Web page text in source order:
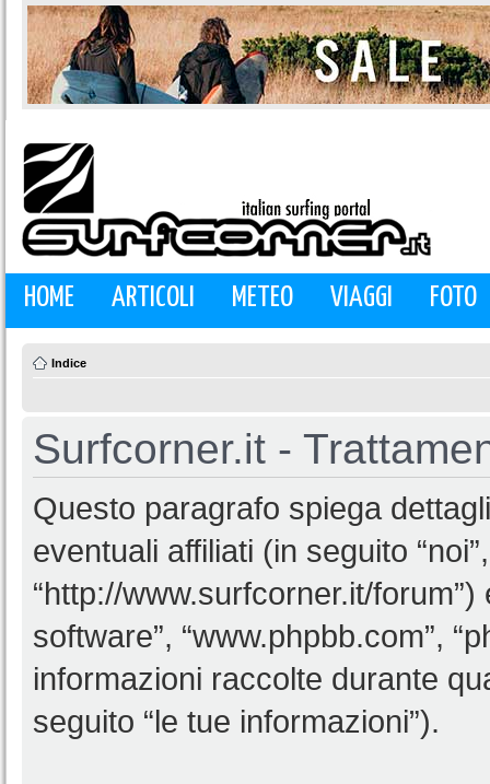
HOME ARTICOLI METEO VIAGGI FOTO
Indice
Surfcorner.it -
Questo paragrafo spiega
eventuali affiliati (in seguito
“http://www.surfcorner.it/forum”)
software”, “www.phpbb.com”,
informazioni raccolte durante
seguito “le tue informazioni”).